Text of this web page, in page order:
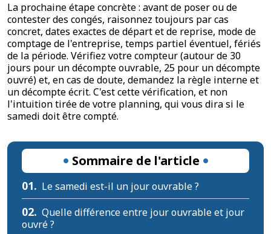
La prochaine étape concrète : avant de poser ou de
contester des congés, raisonnez toujours par cas
concret, dates exactes de départ et de reprise, mode de
comptage de l'entreprise, temps partiel éventuel, fériés
de la période. Vérifiez votre compteur (autour de 30
jours pour un décompte ouvrable, 25 pour un décompte
ouvré) et, en cas de doute, demandez la règle interne et
un décompte écrit. C'est cette vérification, et non
l'intuition tirée de votre planning, qui vous dira si le
samedi doit être compté.
Sommaire de l'article
01. Le samedi est-il un jour ouvrable ?
02. Quelle différence entre jour ouvrable et jour
ouvré ?